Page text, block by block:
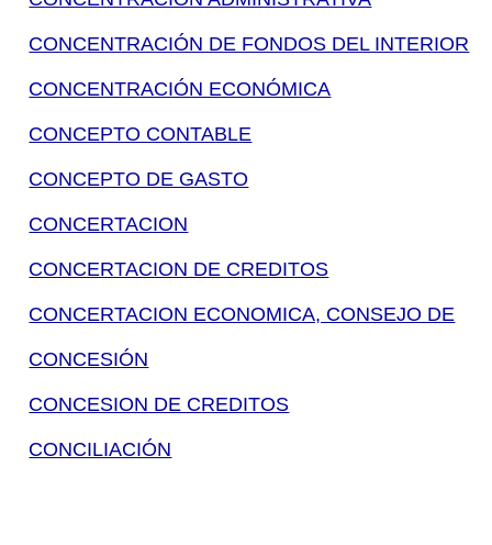
CONCENTRACIÓN DE FONDOS DEL INTERIOR
CONCENTRACIÓN ECONÓMICA
CONCEPTO CONTABLE
CONCEPTO DE GASTO
CONCERTACION
CONCERTACION DE CREDITOS
CONCERTACION ECONOMICA, CONSEJO DE
CONCESIÓN
CONCESION DE CREDITOS
CONCILIACIÓN